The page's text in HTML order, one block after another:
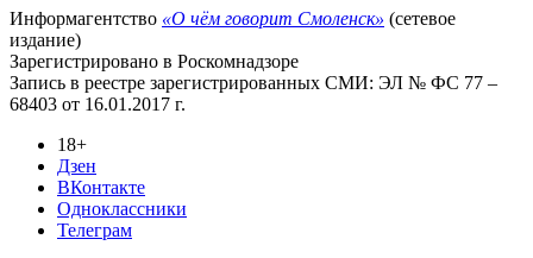
Информагентство «О чём говорит Смоленск» (сетевое
издание)
Зарегистрировано в Роскомнадзоре
Запись в реестре зарегистрированных СМИ: ЭЛ № ФС 77 –
68403 от 16.01.2017 г.
18+
Дзен
ВКонтакте
Одноклассники
Телеграм